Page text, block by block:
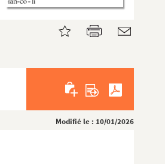
Modifié le : 10/01/2026